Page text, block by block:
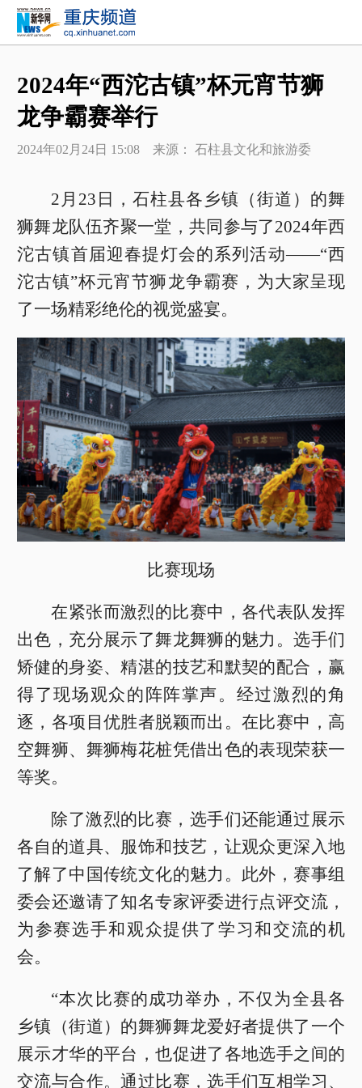
2024年“西沱古镇”杯元宵节狮
龙争霸赛举行
2024年02月24日 15:08 来源： 石柱县文化和旅游委
2月23日，石柱县各乡镇（街道）的舞
狮舞龙队伍齐聚一堂，共同参与了2024年西
沱古镇首届迎春提灯会的系列活动——“西
沱古镇”杯元宵节狮龙争霸赛，为大家呈现
了一场精彩绝伦的视觉盛宴。
比赛现场
在紧张而激烈的比赛中，各代表队发挥
出色，充分展示了舞龙舞狮的魅力。选手们
矫健的身姿、精湛的技艺和默契的配合，赢
得了现场观众的阵阵掌声。经过激烈的角
逐，各项目优胜者脱颖而出。在比赛中，高
空舞狮、舞狮梅花桩凭借出色的表现荣获一
等奖。
除了激烈的比赛，选手们还能通过展示
各自的道具、服饰和技艺，让观众更深入地
了解了中国传统文化的魅力。此外，赛事组
委会还邀请了知名专家评委进行点评交流，
为参赛选手和观众提供了学习和交流的机
会。
“本次比赛的成功举办，不仅为全县各
乡镇（街道）的舞狮舞龙爱好者提供了一个
展示才华的平台，也促进了各地选手之间的
交流与合作。通过比赛，选手们互相学习、